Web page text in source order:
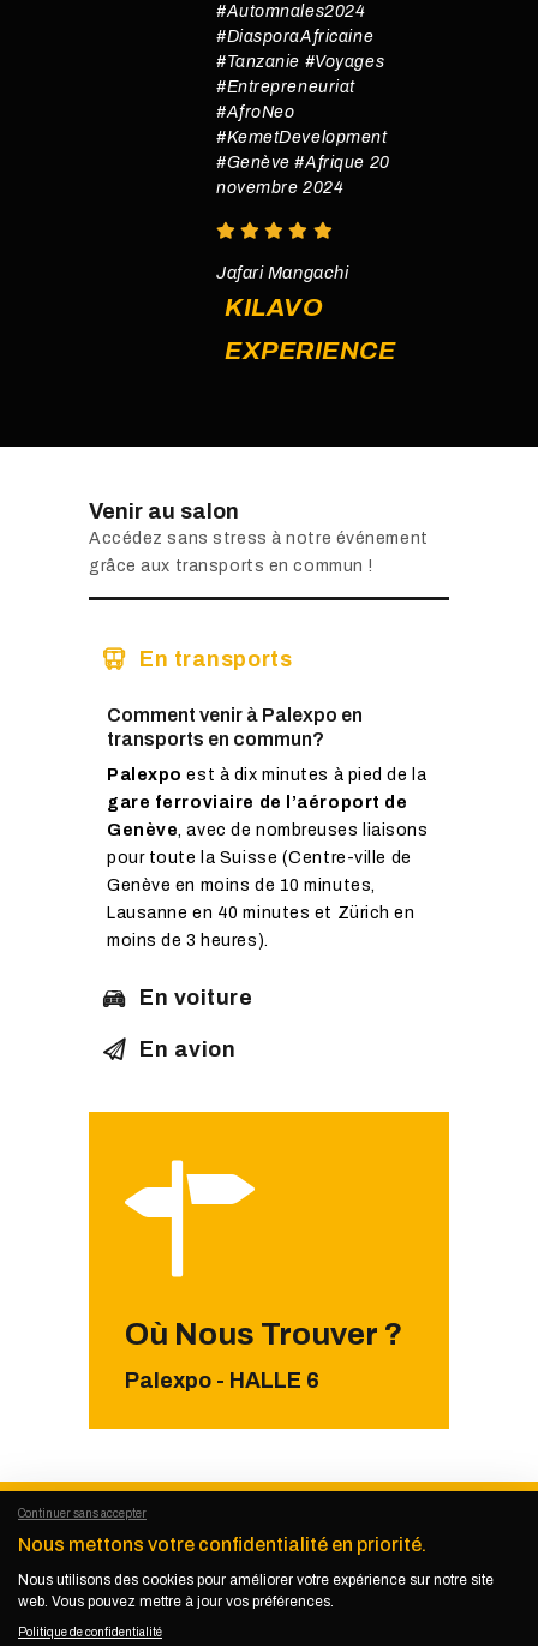
#Automnales2024
#DiasporaAfricaine
#Tanzanie #Voyages
#Entrepreneuriat
#AfroNeo
#KemetDevelopment
#Genève #Afrique 20
novembre 2024
Jafari Mangachi
KILAVO
EXPERIENCE
Venir au salon
Accédez sans stress à notre événement
grâce aux transports en commun !
En transports
Comment venir à Palexpo en
transports en commun?
Palexpo est à dix minutes à pied de la
gare ferroviaire de l’aéroport de
Genève, avec de nombreuses liaisons
pour toute la Suisse (Centre-ville de
Genève en moins de 10 minutes,
Lausanne en 40 minutes et Zürich en
moins de 3 heures).
En voiture
En avion
Où Nous Trouver ?
Palexpo - HALLE 6
KEMET KIKUNDI© 2026. Tous droits
réservés.
Politique de confidentialité
Continuer sans accepter
Nous mettons votre confidentialité en priorité.
Nous utilisons des cookies pour améliorer votre expérience sur notre site
web. Vous pouvez mettre à jour vos préférences.
Politique de confidentialité